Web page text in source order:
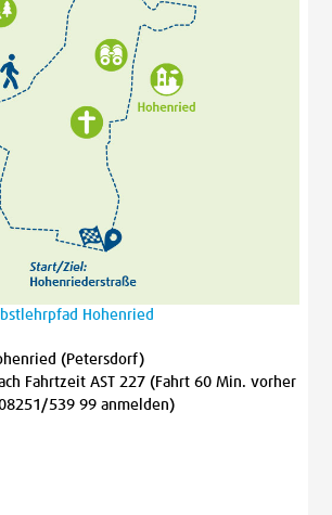
Hohenried
(Petersdorf)
Fahrtzeit AST 227 (Fahrt 60 Min. vorher
08251/539 99 anmelden)